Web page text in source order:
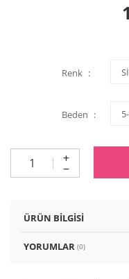
Renk
Beden
ÜRÜN BILGISI
YORUMLAR (0)